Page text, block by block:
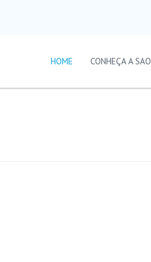
HOME CONHEÇA A SAO